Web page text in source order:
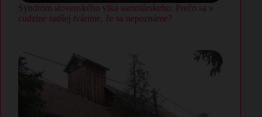
Syndróm slovenského vlka samotárskeho: Prečo sa v
cudzine radšej tvárime, že sa nepoznáme?